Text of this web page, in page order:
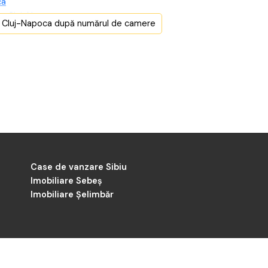
Cluj-Napoca
Cluj-Napoca
Cluj-Napoca
Napoca după numărul de camere
Case de vanzare Sibiu
Imobiliare Sebeș
Imobiliare Șelimbăr